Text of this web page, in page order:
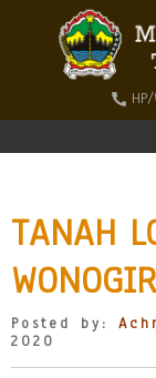
TANAH
Posted by:
2020